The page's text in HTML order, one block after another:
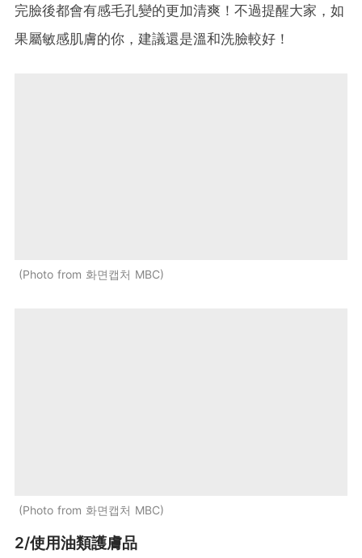
完臉後都會有感毛孔變的更加清爽！不過提醒大家，如
果屬敏感肌膚的你，建議還是溫和洗臉較好！
Photo from 화면캡처 MBC
Photo from 화면캡처 MBC
2/使用油類護膚品